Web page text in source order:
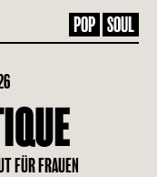
POP SOUL
FÜR FRAUEN